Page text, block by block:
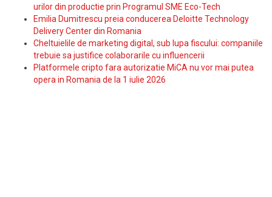
urilor din productie prin Programul SME Eco-Tech
Emilia Dumitrescu preia conducerea Deloitte Technology
Delivery Center din Romania
Cheltuielile de marketing digital, sub lupa fiscului: companiile
trebuie sa justifice colaborarile cu influencerii
Platformele cripto fara autorizatie MiCA nu vor mai putea
opera in Romania de la 1 iulie 2026